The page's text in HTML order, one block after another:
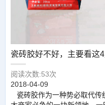
瓷砖胶好不好，主要看这4
阅读次数:53次
2018-04-09
瓷砖胶作为一种势必取代传